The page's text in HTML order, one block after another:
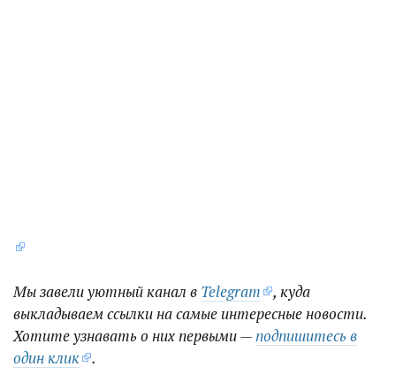
Мы завели уютный канал в Telegram
, куда
выкладываем ссылки на самые интересные новости.
Хотите узнавать о них первыми —подпишитесь в
один клик
.